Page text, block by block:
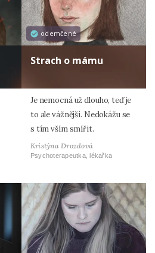
odemčené
Strach o mámu
Je nemocná už dlouho, teď je
to ale vážnější. Nedokážu se
s tím vším smířit.
Kristýna Drozdová
Psychoterapeutka, lékařka